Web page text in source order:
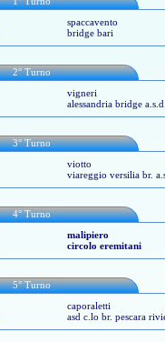
spaccavento
bridge bari
2° Turno
vigneri
alessandria bridge
3° Turno
viotto
viareggio versilia br.
4° Turno
malipiero
circolo eremitani
5° Turno
caporaletti
asd c.lo br. pescara